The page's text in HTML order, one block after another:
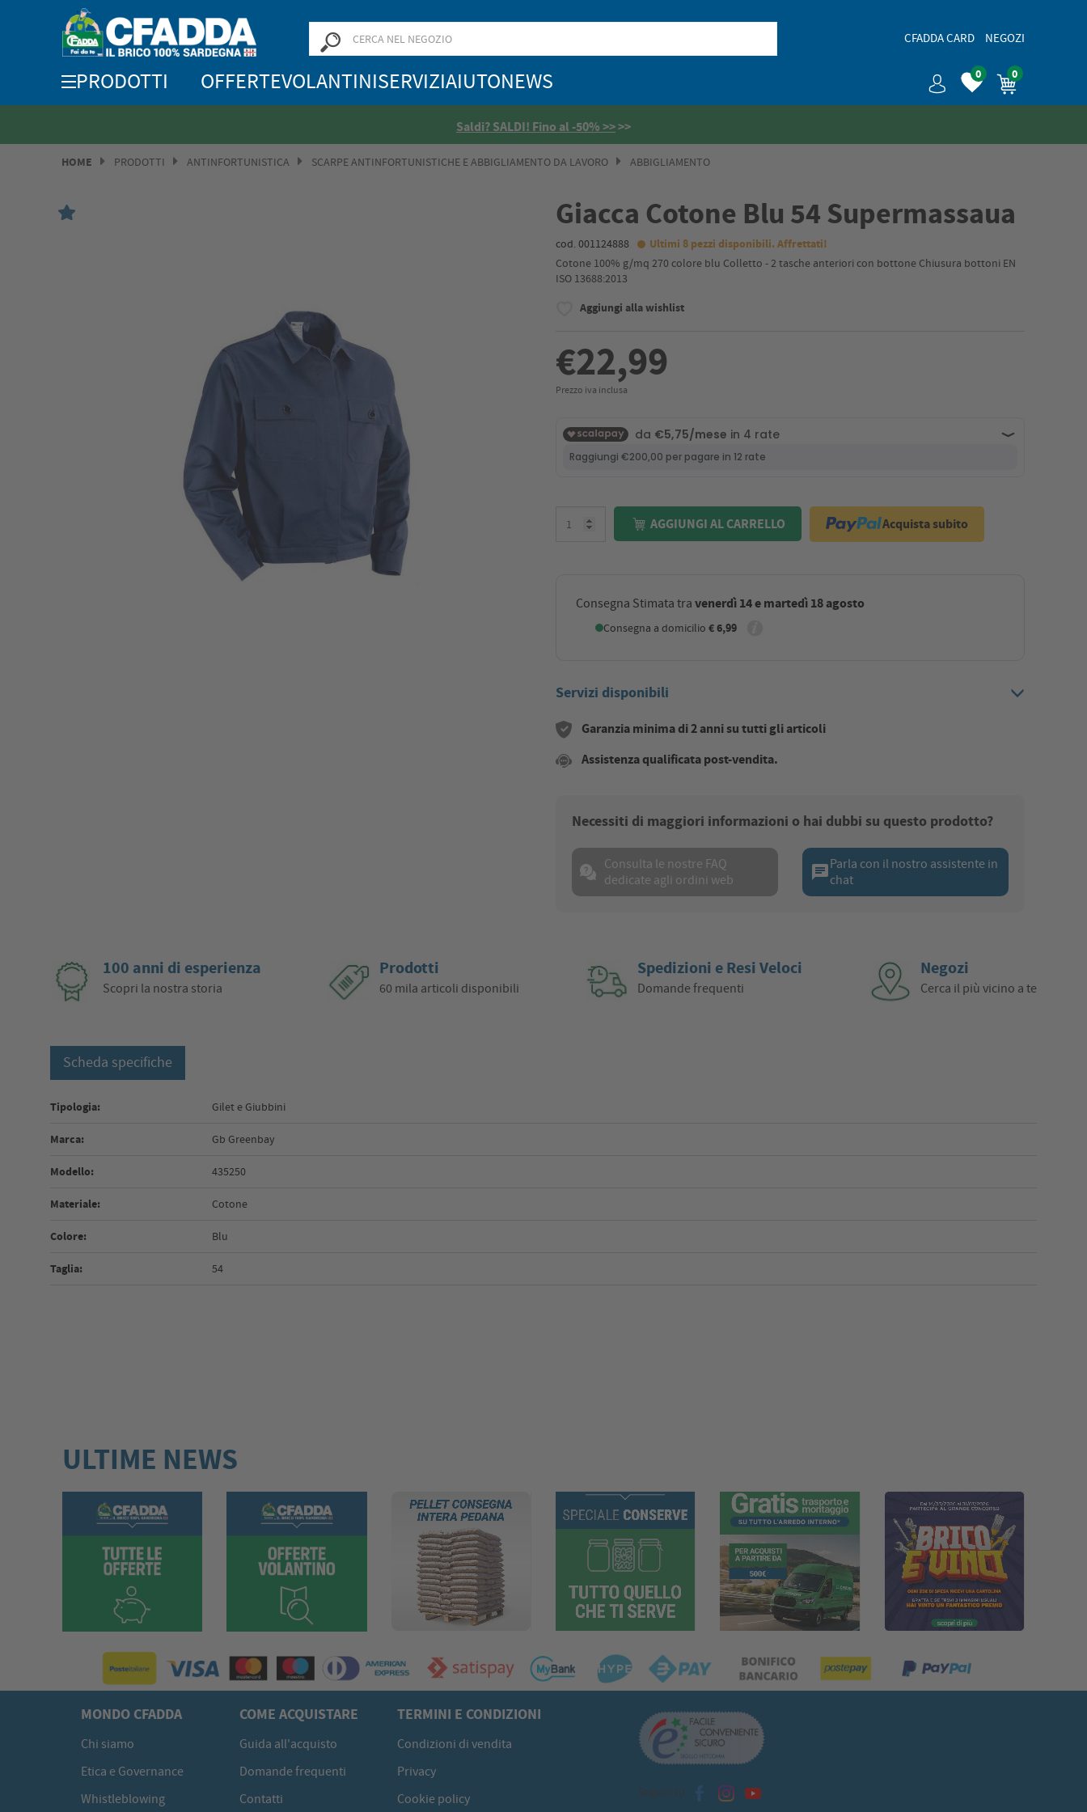
CFADDA CARD NEGOZI
0 0
PRODOTTI OFFERTEVOLANTINISERVIZIAIUTONEWS
Saldi? SALDI! Fino al -50% >>>>
HOME PRODOTTI ANTINFORTUNISTICA SCARPE ANTINFORTUNISTICHE E ABBIGLIAMENTO DA LAVORO ABBIGLIAMENTO
Giacca Cotone Blu 54 Supermassaua
cod. 001124888 Ultimi 8 pezzi disponibili. Affrettati!
Cotone 100% g/mq 270 colore blu Colletto - 2 tasche anteriori con bottone Chiusura bottoni EN
ISO 13688:2013
Aggiungi alla wishlist
€22,99
Prezzo iva inclusa
AGGIUNGI AL CARRELLO Acquista subito
Consegna Stimata tra venerdì 14 e martedì 18 agosto
Consegna a domicilio € 6,99
Servizi disponibili
Garanzia minima di 2 anni su tutti gli articoli
Assistenza qualificata post-vendita.
Necessiti di maggiori informazioni o hai dubbi su questo prodotto?
Consulta le nostre FAQ
dedicate agli ordini web
chatParla con il nostro assistente in
chat
100 anni di esperienza
Scopri la nostra storia
Prodotti
60 mila articoli disponibili
Spedizioni e Resi Veloci
Domande frequenti
Negozi
Cerca il più vicino a te
Scheda specifiche
Tipologia: Gilet e Giubbini
Marca: Gb Greenbay
Modello: 435250
Materiale: Cotone
Colore: Blu
Taglia: 54
ULTIME NEWS
MONDO CFADDA
Chi siamo
Etica e Governance
Whistleblowing
COME ACQUISTARE
Guida all'acquisto
Domande frequenti
Contatti
TERMINI E CONDIZIONI
Condizioni di vendita
Privacy
Cookie policy
Seguici su